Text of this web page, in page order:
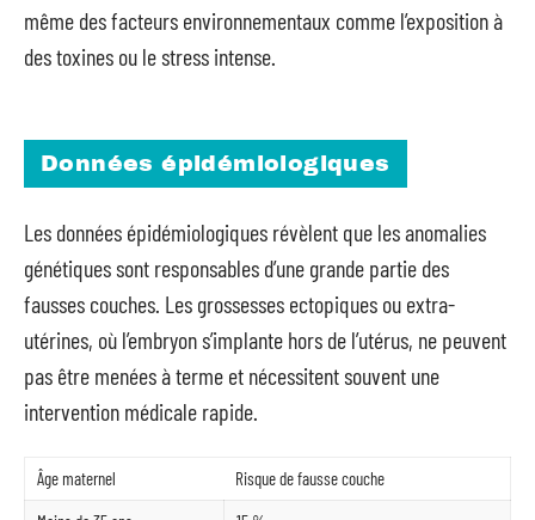
même des facteurs environnementaux comme l’exposition à
des toxines ou le stress intense.
Données épidémiologiques
Les données épidémiologiques révèlent que les anomalies
génétiques sont responsables d’une grande partie des
fausses couches. Les grossesses ectopiques ou extra-
utérines, où l’embryon s’implante hors de l’utérus, ne peuvent
pas être menées à terme et nécessitent souvent une
intervention médicale rapide.
Âge maternel
Risque de fausse couche